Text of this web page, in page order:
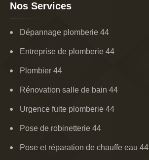
Nos Services
Dépannage plomberie 44
Entreprise de plomberie 44
Plombier 44
Rénovation salle de bain 44
Urgence fuite plomberie 44
Pose de robinetterie 44
Pose et réparation de chauffe eau 44